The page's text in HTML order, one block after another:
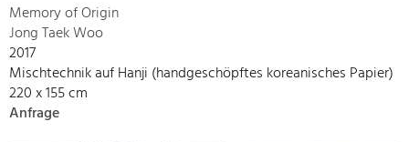
Memory of Origin
Jong Taek Woo
2017
Mischtechnik auf Hanji (handgeschöpftes koreanisches Papier)
220 x 155 cm
Anfrage